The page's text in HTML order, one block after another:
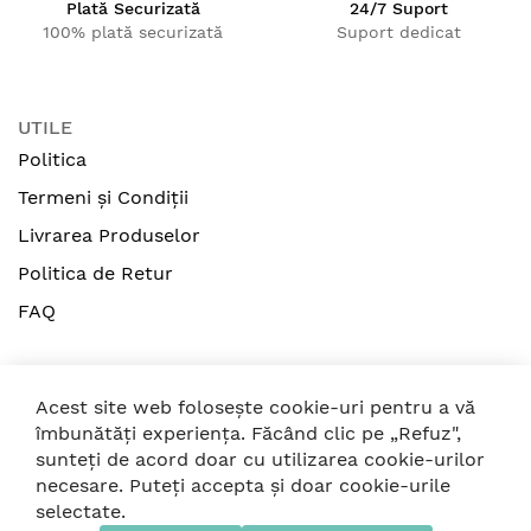
Dimensiuni: 210 x 145 cm
Culoare:
Ingrijire: spalare la 30°C, centrifugare max. 800
Materiale hypoalergenice
Produs manual in Polonia
Colectia:
✨De ce sa alegi Baldachinul
MimiNu?
Pentru ca ofera bebelusului tau un spatiu sigur,
confortabil si vizual superb, creat special pentru
Plată Securizată
100% plată securizată
24/7 Suport
Suport dedicat
UTILE
Politica
Termeni și Condiții
Livrarea Produselor
Politica de Retur
FAQ
© 2026 Strollers. Toate drepturile rezervate
Acest site web folosește cookie-uri pentru a vă
îmbunătăți experiența. Făcând clic pe „Refuz",
sunteți de acord doar cu utilizarea cookie-urilor
necesare. Puteți accepta și doar cookie-urile
selectate.